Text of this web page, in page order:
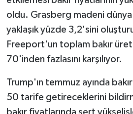
oldu. Grasberg madeni dünya
yaklaşık yüzde 3,2'sini
Freeport'un toplam bakır
70'inden fazlasını karşılıyor.
Trump'ın temmuz ayında
50 tarife getireceklerini
bakır fiyatlarında sert